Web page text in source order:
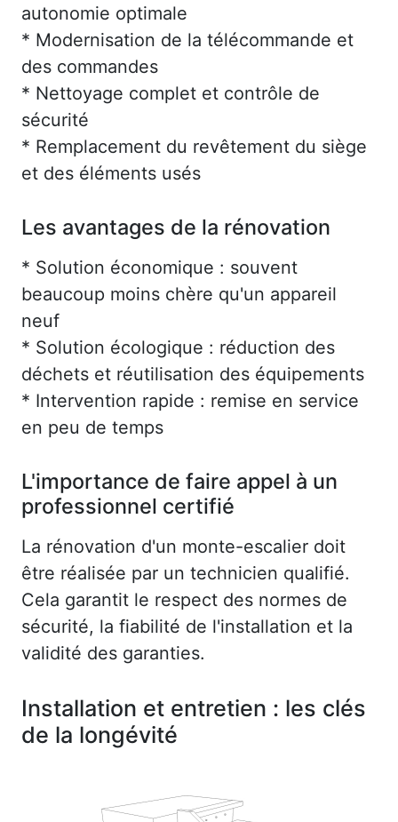
autonomie optimale
* Modernisation de la télécommande et
des commandes
* Nettoyage complet et contrôle de
sécurité
* Remplacement du revêtement du siège
et des éléments usés
Les avantages de la rénovation
* Solution économique : souvent
beaucoup moins chère qu'un appareil
neuf
* Solution écologique : réduction des
déchets et réutilisation des équipements
* Intervention rapide : remise en service
en peu de temps
L'importance de faire appel à un
professionnel certifié
La rénovation d'un monte-escalier doit
être réalisée par un technicien qualifié.
Cela garantit le respect des normes de
sécurité, la fiabilité de l'installation et la
validité des garanties.
Installation et entretien : les clés
de la longévité